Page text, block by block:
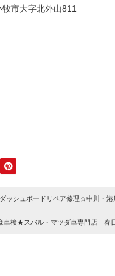
市大字北外山811
ッシュボードリペア修理☆中川・
車検★スバル・マツダ車専門店 春